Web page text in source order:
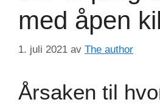
med åpen
1. juli 2021 av The author
Årsaken til